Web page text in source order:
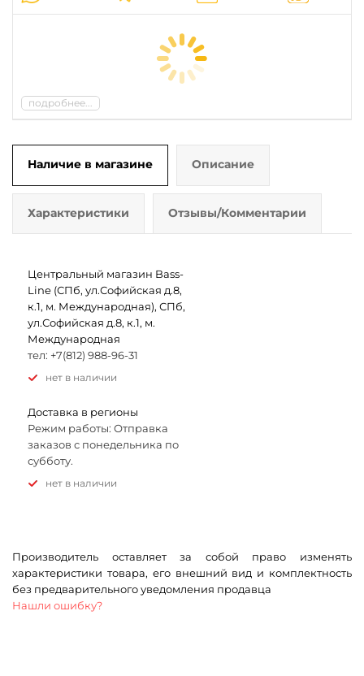
подробнее...
Наличие в магазине Описание
Характеристики Отзывы/Комментарии
Центральный магазин Bass-
Line (СПб, ул.Софийская д.8,
к.1, м. Международная), СПб,
ул.Софийская д.8, к.1, м.
Международная
тел: +7(812) 988-96-31
Нет в наличии
Доставка в регионы
Режим работы: Отправка
заказов с понедельника по
субботу.
Нет в наличии
Производитель оставляет за собой право изменять
характеристики товара, его внешний вид и комплектность
без предварительного уведомления продавца
Нашли ошибку?